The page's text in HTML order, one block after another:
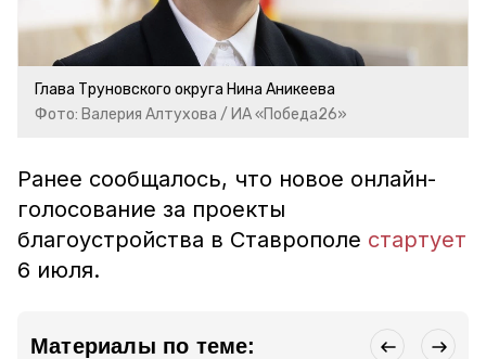
Глава Труновского округа Нина Аникеева
Фото: Валерия Алтухова / ИА «Победа26»
Ранее сообщалось, что новое онлайн-
голосование за проекты
благоустройства в Ставрополе стартует
6 июля.
Материалы по теме: